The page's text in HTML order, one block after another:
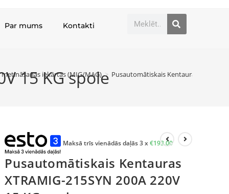
Par mums Kontakti
15 KG spole
iekārtas (MIG/MAG) > Pusautomātiskais Kentauras
Maksā trīs vienādās daļās 3 x€193.00
Pusautomātiskais Kentauras
XTRAMIG-215SYN 200A 220V